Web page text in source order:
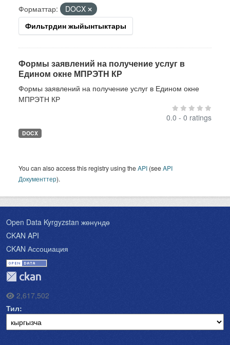
Форматтар:
DOCX
Фильтрдин жыйынтыктары
Формы заявлений на получение услуг в
Едином окне МПРЭТН КР
Формы заявлений на получение услуг в Едином окне
МПРЭТН КР
0.0 - 0 ratings
DOCX
You can also access this registry using theAPI (seeAPI
Документтер).
Open Data Kyrgyzstan жөнүндө
CKAN API
CKAN Ассоциация
2,617,502
Тил